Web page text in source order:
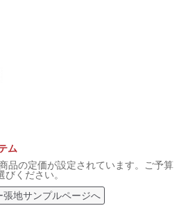
ム
品の定価が設定されています。ご予算
ください。
張地サンプルページへ